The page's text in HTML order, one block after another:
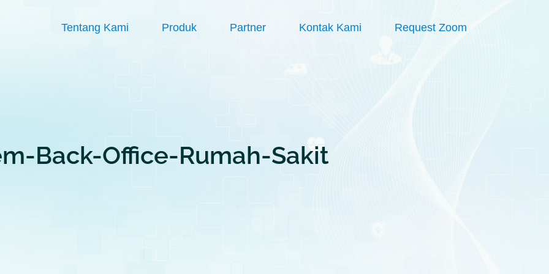
Tentang Kami Produk Partner Kontak Kami Request Zoom
Back-Office-Rumah-Sakit